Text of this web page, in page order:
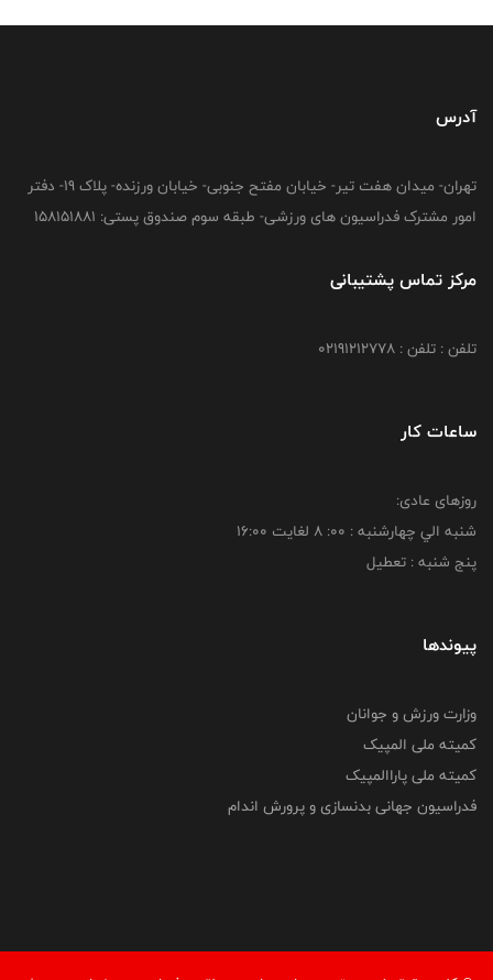
آدرس
تهران- میدان هفت تیر- خیابان مفتح جنوبی- خیابان ورزنده- پلاک 19- دفتر
امور مشترک فدراسیون های ورزشی- طبقه سوم صندوق پستی: 158151881
مرکز تماس پشتیبانی
تلفن : تلفن : 02191212778
ساعات کار
روزهای عادی:
شنبه الي چهارشنبه : 00: 8 لغايت 16:00
پنج شنبه : تعطیل
پیوندها
وزارت ورزش و جوانان
کمیته ملی المپیک
کمیته ملی پاراالمپیک
فدراسیون جهانی بدنسازی و پرورش اندام